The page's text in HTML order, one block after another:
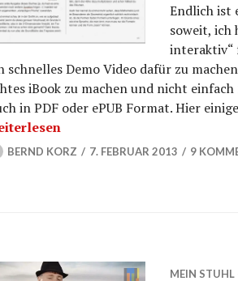
Endlich ist
soweit, ich
interaktiv“
schnelles Demo Video dafür zu
iBook zu machen und nicht
in PDF oder ePUB Format. Hier
von hoTodi.tv auf dem Weg in
BERND KORZ 7. FEBRUAR 2013 9
MEIN STUHL